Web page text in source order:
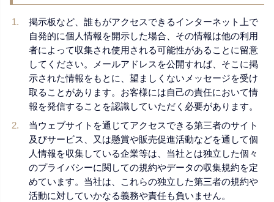
掲示板など、誰もがアクセスできるインターネット上で
自発的に個人情報を開示した場合、その情報は他の利用
者によって収集され使用される可能性があることに留意
してください。メールアドレスを公開すれば、そこに掲
示された情報をもとに、望ましくないメッセージを受け
取ることがあります。お客様には自己の責任において情
報を発信することを認識していただく必要があります。
当ウェブサイトを通じてアクセスできる第三者のサイト
及びサービス、又は懸賞や販売促進活動などを通して個
人情報を収集している企業等は、当社とは独立した個々
のプライバシーに関しての規約やデータの収集規約を定
めています。当社は、これらの独立した第三者の規約や
活動に対していかなる義務や責任も負いません。